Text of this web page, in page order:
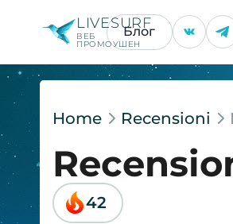
LIVESURF
ВЕБ
ПРОМОУШЕН
Блог
Home Recensioni
42